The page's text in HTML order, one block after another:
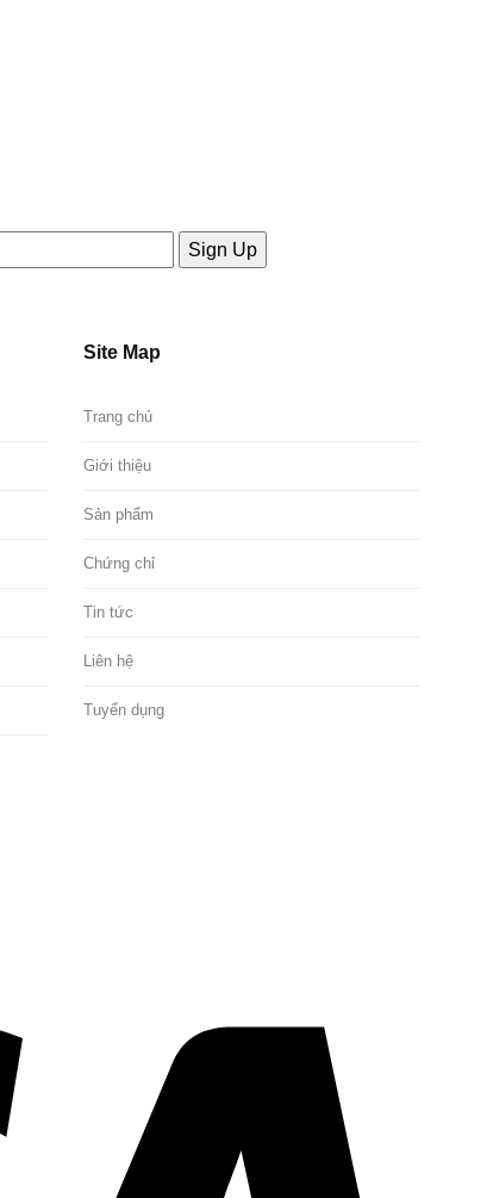
Site Map
Trang chủ
Giới thiệu
Sản phẩm
Chứng chỉ
Tin tức
Liên hệ
Tuyển dụng